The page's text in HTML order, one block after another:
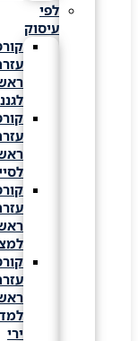
לפי
עיסוק
קורס
עזרה
ראשונה
לגננות
קורס
עזרה
ראשונה
לסייעות
קורס
עזרה
ראשונה
למצילים
קורס
עזרה
ראשונה
למדריכי